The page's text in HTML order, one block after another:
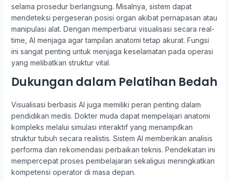
selama prosedur berlangsung. Misalnya, sistem dapat
mendeteksi pergeseran posisi organ akibat pernapasan atau
manipulasi alat. Dengan memperbarui visualisasi secara real-
time, AI menjaga agar tampilan anatomi tetap akurat. Fungsi
ini sangat penting untuk menjaga keselamatan pada operasi
yang melibatkan struktur vital.
Dukungan dalam Pelatihan Bedah
Visualisasi berbasis AI juga memiliki peran penting dalam
pendidikan medis. Dokter muda dapat mempelajari anatomi
kompleks melalui simulasi interaktif yang menampilkan
struktur tubuh secara realistis. Sistem AI memberikan analisis
performa dan rekomendasi perbaikan teknis. Pendekatan ini
mempercepat proses pembelajaran sekaligus meningkatkan
kompetensi operator di masa depan.